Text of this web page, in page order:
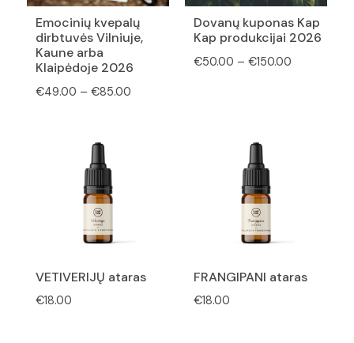
Emocinių kvepalų
dirbtuvės Vilniuje,
Kaune arba
Klaipėdoje 2026
€49.00 – €85.00
Dovanų kuponas Kap
Kap produkcijai 2026
€50.00 – €150.00
VETIVERIJŲ ataras
€18.00
FRANGIPANI ataras
€18.00